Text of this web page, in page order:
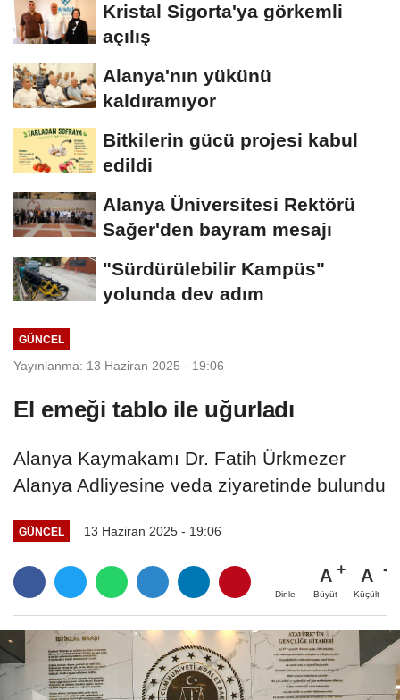
Kristal Sigorta'ya görkemli
açılış
Alanya'nın yükünü
kaldıramıyor
Bitkilerin gücü projesi kabul
edildi
Alanya Üniversitesi Rektörü
Sağer'den bayram mesajı
"Sürdürülebilir Kampüs"
yolunda dev adım
GÜNCEL
Yayınlanma: 13 Haziran 2025 - 19:06
El emeği tablo ile uğurladı
Alanya Kaymakamı Dr. Fatih Ürkmezer
Alanya Adliyesine veda ziyaretinde bulundu
GÜNCEL 13 Haziran 2025 - 19:06
Dinle
A
Büyüt
A
Küçült